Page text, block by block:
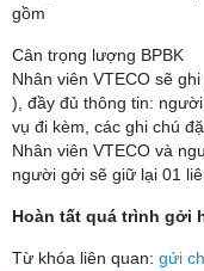
gồm
Cân trọng lượng BPBK
Nhân viên VTECO sẽ
), đầy đủ thông tin:
vụ đi kèm, các ghi chú
Nhân viên VTECO và
người gởi sẽ giữ lại 01
Hoàn tất quá trình gởi
Từ khóa liên quan: gửi